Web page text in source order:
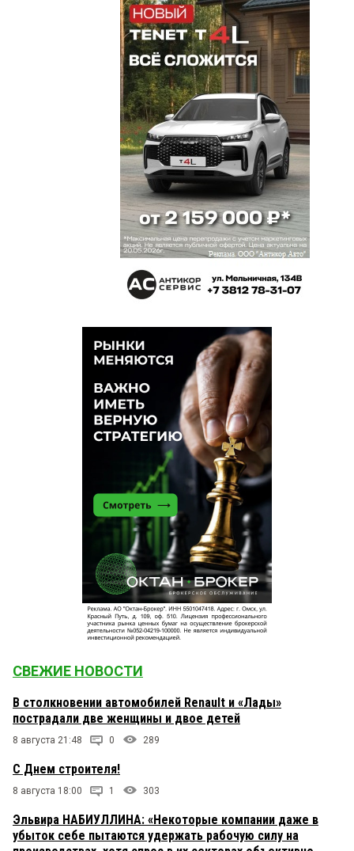
СВЕЖИЕ НОВОСТИ
В столкновении автомобилей Renault и «Лады»
пострадали две женщины и двое детей
8 августа 21:48 0 289
С Днем строителя!
8 августа 18:00 1 303
Эльвира НАБИУЛЛИНА: «Некоторые компании даже в
убыток себе пытаются удержать рабочую силу на